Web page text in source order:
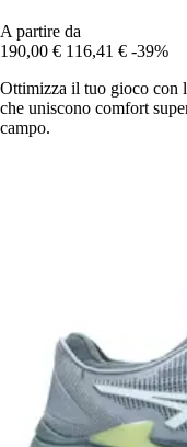
A partire da
190,00 € 116,41 € -39%
Ottimizza il tuo gioco con
che uniscono comfort
campo.